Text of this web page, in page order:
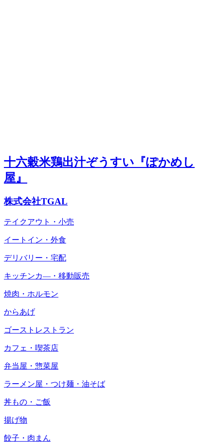
十六穀米鶏出汁ぞうすい『ぽかめし
屋』
株式会社TGAL
テイクアウト・小売
イートイン・外食
デリバリー・宅配
キッチンカ―・移動販売
焼肉・ホルモン
からあげ
ゴーストレストラン
カフェ・喫茶店
弁当屋・惣菜屋
ラーメン屋・つけ麺・油そば
丼もの・ご飯
揚げ物
餃子・肉まん